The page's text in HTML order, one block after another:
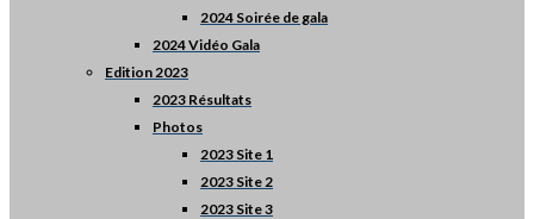
2024 Soirée de gala
2024 Vidéo Gala
Edition 2023
2023 Résultats
Photos
2023 Site 1
2023 Site 2
2023 Site 3